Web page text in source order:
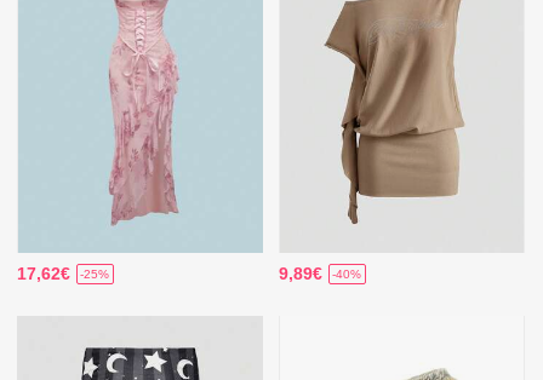
17,62€ -25% 9,89€ -40%